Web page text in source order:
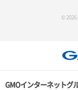
© 2026
GMOインターネットグ